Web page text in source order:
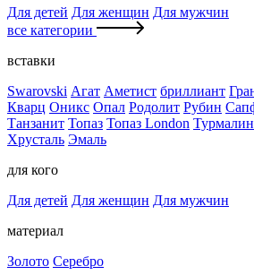
Для детей Для женщин Для мужчин
все категории
вставки
Swarovski Агат Аметист бриллиант
Кварц Оникс Опал Родолит Рубин
Танзанит Топаз Топаз London Турмалин
Хрусталь Эмаль
для кого
Для детей Для женщин Для мужчин
материал
Золото Серебро